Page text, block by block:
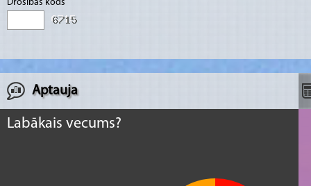
Drošības kods
Aptauja
Labākais vecums?